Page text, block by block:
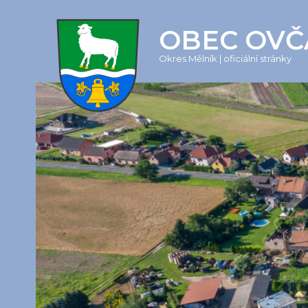
OBEC
Okres Mělník | oficiální stránky